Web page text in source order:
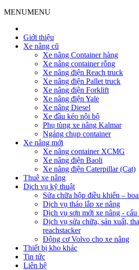
MENUMENU
Giới thiệu
Xe nâng cũ
Xe nâng Container hàng
Xe nâng container rỗng
Xe nâng điện Reach truck
Xe nâng điện Pallet truck
Xe nâng điện Forklift
Xe nâng điện Yale
Xe nâng Diesel
Xe đầu kéo nội bộ
Phụ tùng xe nâng Kalmar
Ngáng chụp container
Xe nâng mới
Xe nâng container XCMG
Xe nâng điện Baoli
Xe nâng điện Caterpillar (Cat)
Thuê xe nâng
Dịch vụ kỹ thuật
Sửa chữa hộp điều khiển –
Dịch vụ tháo lắp xe nâng
Dịch vụ sơn mới xe nâng - cẩu
Dịch vụ sửa chữa, sản xuất,
reachstacker
Động cơ Volvo cho xe nâng
Thiết bị kho khác
Tin tức
Liên hệ